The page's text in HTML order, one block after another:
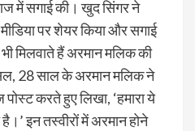
में सगाई की। खुद सिंगर ने
मीडिया पर शेयर किया और सगाई
मिलवाते हैं अरमान मलिक की
28 साल के अरमान मलिक ने
पोस्ट करते हुए लिखा, ‘हमारा ये
इन तस्वीरों में अरमान होने